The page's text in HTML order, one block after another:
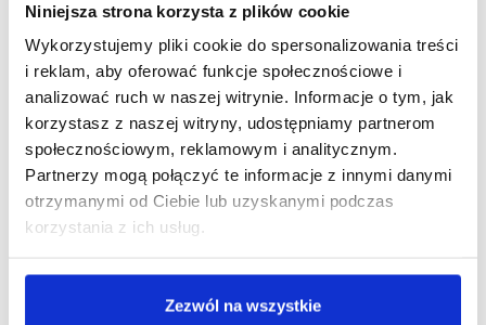
Niniejsza strona korzysta z plików cookie
Wykorzystujemy pliki cookie do spersonalizowania treści
i reklam, aby oferować funkcje społecznościowe i
analizować ruch w naszej witrynie. Informacje o tym, jak
korzystasz z naszej witryny, udostępniamy partnerom
społecznościowym, reklamowym i analitycznym.
Partnerzy mogą połączyć te informacje z innymi danymi
otrzymanymi od Ciebie lub uzyskanymi podczas
korzystania z ich usług.
Zezwól na wszystkie